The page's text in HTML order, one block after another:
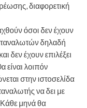
διαφορετική
όσοι δεν έχουν
δηλαδή
δεν έχουν επιλέξει
είναι λοιπόν
στην ιστοσελίδα
να δει με
Κάθε μηνά θα